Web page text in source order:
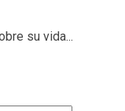
su vida...